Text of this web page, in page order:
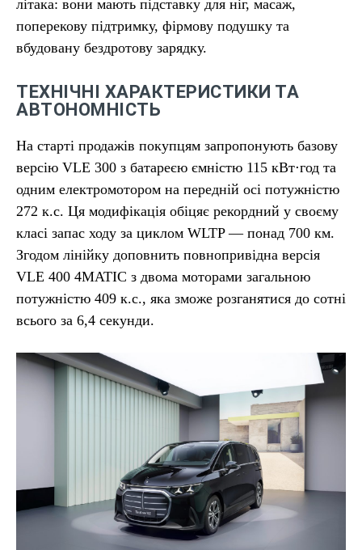
літака: вони мають підставку для ніг, масаж,
поперекову підтримку, фірмову подушку та
вбудовану бездротову зарядку.
ТЕХНІЧНІ ХАРАКТЕРИСТИКИ ТА
АВТОНОМНІСТЬ
На старті продажів покупцям запропонують базову
версію VLE 300 з батареєю ємністю 115 кВт⋅год та
одним електромотором на передній осі потужністю
272 к.с. Ця модифікація обіцяє рекордний у своєму
класі запас ходу за циклом WLTP — понад 700 км.
Згодом лінійку доповнить повнопривідна версія
VLE 400 4MATIC з двома моторами загальною
потужністю 409 к.с., яка зможе розганятися до сотні
всього за 6,4 секунди.